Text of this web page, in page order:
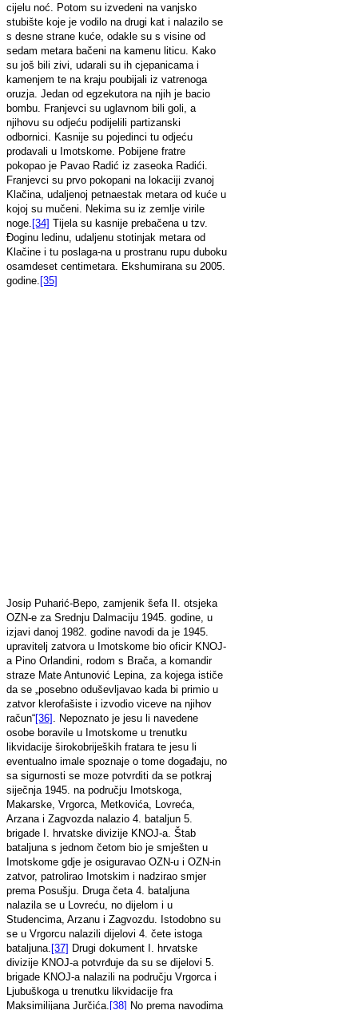
cijelu noć. Potom su izvedeni na vanjsko
stubište koje je vodilo na drugi kat i nalazilo se
s desne strane kuće, odakle su s visine od
sedam metara bačeni na kamenu liticu. Kako
su još bili zivi, udarali su ih cjepanicama i
kamenjem te na kraju poubijali iz vatrenoga
oruzja. Jedan od egzekutora na njih je bacio
bombu. Franjevci su uglavnom bili goli, a
njihovu su odjeću podijelili partizanski
odbornici. Kasnije su pojedinci tu odjeću
prodavali u Imotskome. Pobijene fratre
pokopao je Pavao Radić iz zaseoka Radići.
Franjevci su prvo pokopani na lokaciji zvanoj
Klačina, udaljenoj petnaestak metara od kuće u
kojoj su mučeni. Nekima su iz zemlje virile
noge. [34] Tijela su kasnije prebačena u tzv.
Đoginu ledinu, udaljenu stotinjak metara od
Klačine i tu poslaga-na u prostranu rupu duboku
osamdeset centimetara. Ekshumirana su 2005.
godine. [35]
Josip Puharić-Bepo, zamjenik šefa II. otsjeka
OZN-e za Srednju Dalmaciju 1945. godine, u
izjavi danoj 1982. godine navodi da je 1945.
upravitelj zatvora u Imotskome bio oficir KNOJ-
a Pino Orlandini, rodom s Brača, a komandir
straze Mate Antunović Lepina, za kojega ističe
da se „posebno oduševljavao kada bi primio u
zatvor klerofašiste i izvodio viceve na njihov
račun“[36] . Nepoznato je jesu li navedene
osobe boravile u Imotskome u trenutku
likvidacije širokobrijeških fratara te jesu li
eventualno imale spoznaje o tome događaju, no
sa sigurnosti se moze potvrditi da se potkraj
siječnja 1945. na području Imotskoga,
Makarske, Vrgorca, Metkovića, Lovreća,
Arzana i Zagvozda nalazio 4. bataljun 5.
brigade I. hrvatske divizije KNOJ-a. Štab
bataljuna s jednom četom bio je smješten u
Imotskome gdje je osiguravao OZN-u i OZN-in
zatvor, patrolirao Imotskim i nadzirao smjer
prema Posušju. Druga četa 4. bataljuna
nalazila se u Lovreću, no dijelom i u
Studencima, Arzanu i Zagvozdu. Istodobno su
se u Vrgorcu nalazili dijelovi 4. čete istoga
bataljuna. [37] Drugi dokument I. hrvatske
divizije KNOJ-a potvrđuje da su se dijelovi 5.
brigade KNOJ-a nalazili na području Vrgorca i
Ljubuškoga u trenutku likvidacije fra
Maksimilijana Jurčića. [38] No prema navodima